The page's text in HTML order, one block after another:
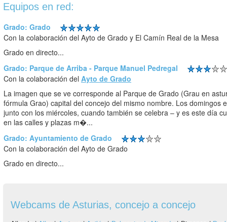
Equipos en red:
Grado: Grado
Con la colaboración del Ayto de Grado y El Camín Real de la Mesa
Grado en directo...
Grado: Parque de Arriba - Parque Manuel Pedregal
Con la colaboración del Ayto de Grado
La imagen que se ve corresponde al Parque de Grado (Grau en
fórmula Grao) capital del concejo del mismo nombre. Los domingos
junto con los miércoles, cuando también se celebra – y es este día
en las calles y plazas m�...
Grado: Ayuntamiento de Grado
Con la colaboración del Ayto de Grado
Grado en directo...
Webcams de Asturias, concejo a concejo